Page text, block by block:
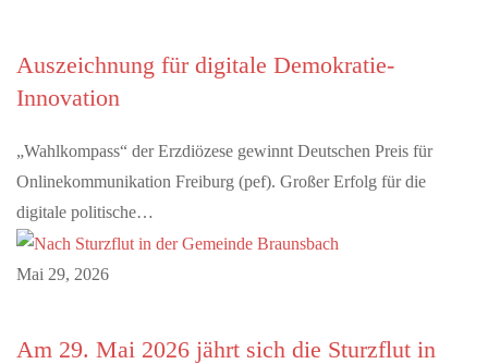
Auszeichnung für digitale Demokratie-
Innovation
„Wahlkompass“ der Erzdiözese gewinnt Deutschen Preis für
Onlinekommunikation Freiburg (pef). Großer Erfolg für die
digitale politische…
Mai 29, 2026
Am 29. Mai 2026 jährt sich die Sturzflut in